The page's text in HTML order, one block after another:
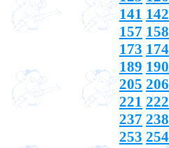
141 142
157 158
173 174
189 190
205 206
221 222
237 238
253 254